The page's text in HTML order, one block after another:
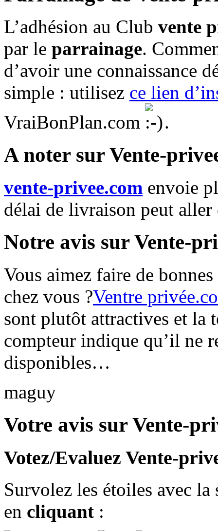
L’adhésion au Club vente
par le parrainage.
d’avoir une connaissance
simple : utilisez ce lien
VraiBonPlan.com
.
A noter sur Vente-
vente-privee.com envoie
délai de livraison peut aller
Notre avis sur Vente-
Vous aimez faire de
chez vous ?Ventre
sont plutôt attractives et la
compteur indique qu’il ne
disponibles…
maguy
Votre avis sur Vente-
Votez/Evaluez Vente-
Survolez les étoiles avec
en cliquant :